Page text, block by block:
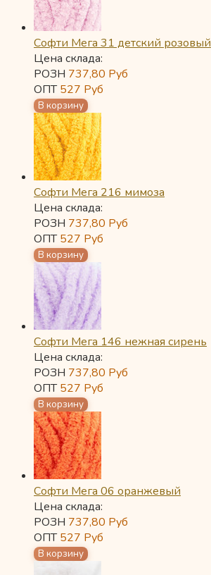
Софти Мега 31 детский розовый
Цена склада:
РОЗН 737,80 Руб
ОПТ527 Руб
Софти Мега 216 мимоза
Цена склада:
РОЗН 737,80 Руб
ОПТ527 Руб
Софти Мега 146 нежная сирень
Цена склада:
РОЗН 737,80 Руб
ОПТ527 Руб
Софти Мега 06 оранжевый
Цена склада:
РОЗН 737,80 Руб
ОПТ527 Руб